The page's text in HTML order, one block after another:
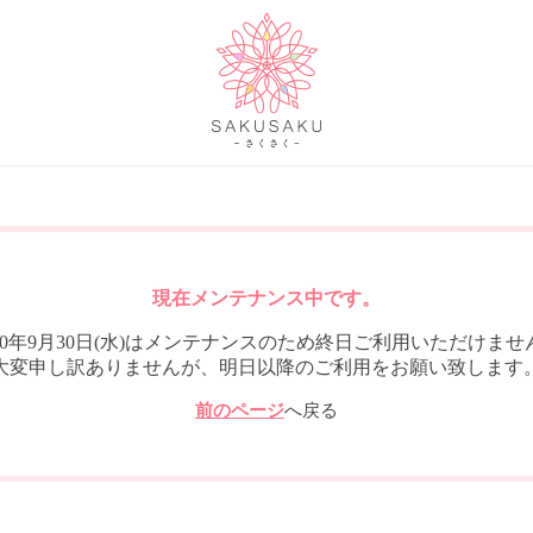
現在メンテナンス中です。
年9月30日(水)はメンテナンスのため終日ご利用いただけませ
変申し訳ありませんが、明日以降のご利用をお願い致します
前のページへ戻る